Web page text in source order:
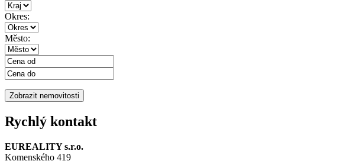
Okres:
Město:
Rychlý kontakt
EUREALITY s.r.o.
Komenského 419